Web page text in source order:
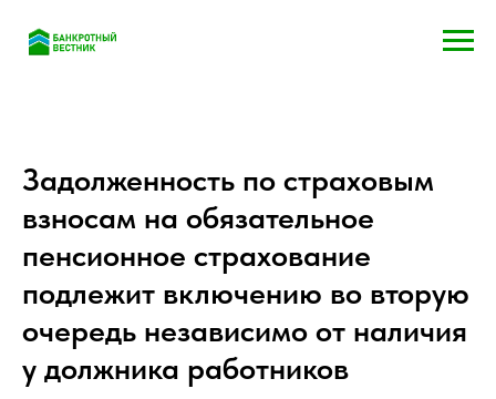
Задолженность по страховым
взносам на обязательное
пенсионное страхование
подлежит включению во вторую
очередь независимо от наличия
у должника работников